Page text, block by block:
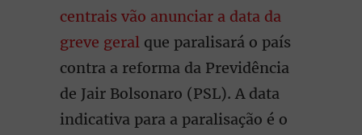
centrais vão anunciar a data da
greve geral que paralisará o país
contra a reforma da Previdência
de Jair Bolsonaro (PSL). A data
indicativa para a paralisação é o